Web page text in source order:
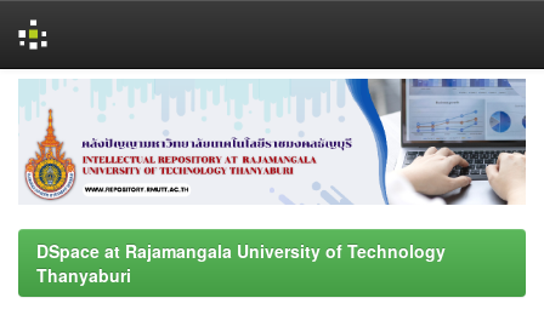
navigation
DSpace at Rajamangala University of Technology
Thanyaburi